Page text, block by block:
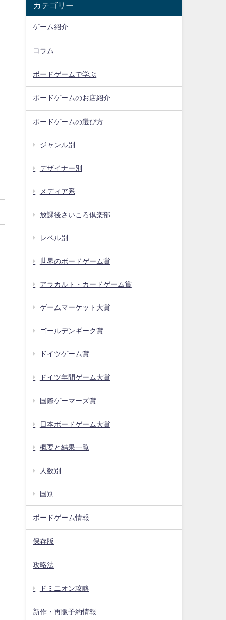
カテゴリー
ゲーム紹介
コラム
ボードゲームで学ぶ
ボードゲームのお店紹介
ボードゲームの選び方
ジャンル別
デザイナー別
メディア系
放課後さいころ倶楽部
レベル別
世界のボードゲーム賞
アラカルト・カードゲーム賞
ゲームマーケット大賞
ゴールデンギーク賞
ドイツゲーム賞
ドイツ年間ゲーム大賞
国際ゲーマーズ賞
日本ボードゲーム大賞
概要と結果一覧
人数別
国別
ボードゲーム情報
保存版
攻略法
ドミニオン攻略
新作・再販予約情報